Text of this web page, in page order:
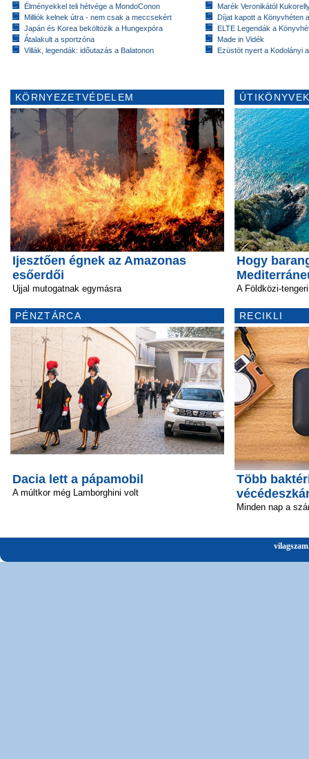
Élményekkel teli hétvége a MondoConon
Milliók kelnek útra - nem csak a meccsekért
Japán és Korea beköltözik a Hungexpóra
Átalakult a sportzóna
Villák, legendák: időutazás a Balatonon
Marék Veronikától
Díjat kapott a Könyvhéten
ELTE Legendák a
Made in Vidék
Ezüstöt nyert a Kodolányi
KÖRNYEZETVÉDELEM
Ijesztően égnek az Amazonas
esőerdői
Ujjal mutogatnak egymásra
PÉNZTÁRCA
Dacia lett a pápamobil
A múltkor még Lamborghini volt
Hogy
A Földközi-
RECIKLI
Több
Minden nap a